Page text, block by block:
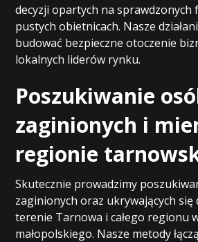
decyzji opartych na sprawdzonych
pustych obietnicach. Nasze
budować bezpieczne otoczenie
lokalnych liderów rynku.
Poszukiwanie
zaginionych i
regionie
Skutecznie prowadzimy
zaginionych oraz ukrywających się
terenie Tarnowa i całego regionu
małopolskiego. Nasze metody